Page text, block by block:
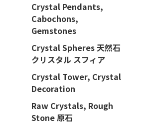
Crystal Pendants,
Cabochons,
Gemstones
Crystal Spheres 天然石
クリスタル スフィア
Crystal Tower, Crystal
Decoration
Raw Crystals, Rough
Stone 原石